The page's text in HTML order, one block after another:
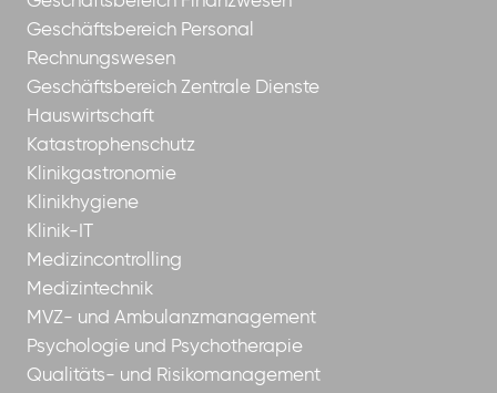
Geschäftsbereich Personal
Rechnungswesen
Geschäftsbereich Zentrale Dienste
Hauswirtschaft
Katastrophenschutz
Klinikgastronomie
Klinikhygiene
Klinik-IT
Medizincontrolling
Medizintechnik
MVZ- und Ambulanzmanagement
Psychologie und Psychotherapie
Qualitäts- und Risikomanagement